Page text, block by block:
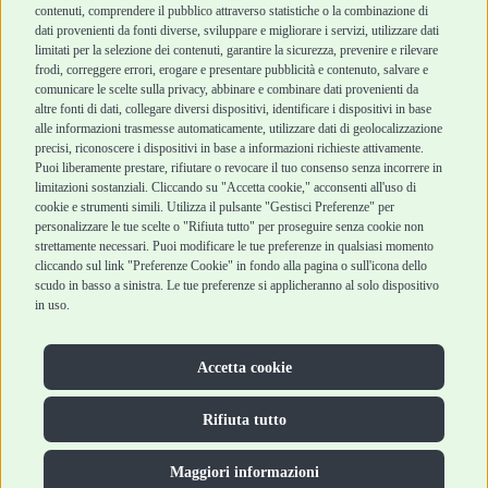
contenuti, comprendere il pubblico attraverso statistiche o la combinazione di
dati provenienti da fonti diverse, sviluppare e migliorare i servizi, utilizzare dati
limitati per la selezione dei contenuti, garantire la sicurezza, prevenire e rilevare
frodi, correggere errori, erogare e presentare pubblicità e contenuto, salvare e
comunicare le scelte sulla privacy, abbinare e combinare dati provenienti da
altre fonti di dati, collegare diversi dispositivi, identificare i dispositivi in base
alle informazioni trasmesse automaticamente, utilizzare dati di geolocalizzazione
precisi, riconoscere i dispositivi in base a informazioni richieste attivamente.
Puoi liberamente prestare, rifiutare o revocare il tuo consenso senza incorrere in
limitazioni sostanziali. Cliccando su "Accetta cookie," acconsenti all'uso di
cookie e strumenti simili. Utilizza il pulsante "Gestisci Preferenze" per
personalizzare le tue scelte o "Rifiuta tutto" per proseguire senza cookie non
strettamente necessari. Puoi modificare le tue preferenze in qualsiasi momento
cliccando sul link "Preferenze Cookie" in fondo alla pagina o sull'icona dello
scudo in basso a sinistra. Le tue preferenze si applicheranno al solo dispositivo
in uso.
Accetta cookie
Rifiuta tutto
Maggiori informazioni
Marchi
Blog
Assistenza Robinson
Pet Shop
Offerte
Promozioni
Recensioni Feedaty
Cashback
Metodi di
pagamento
Recesso e Reso
Spedizioni
Robinson Pet Shop S.r.l.
Via V. Giovanni Schiaparelli, 21 – 47122 Forlì (FC)
P.iva 04095130409 | REA: FO 329541
info@robinsonpetshop.it | Tel. 0543 096850
Copyright © 2025 Robinsonpetshop.it s.r.l. – Tutti i diritti
Privacy Policy|Cookie Policy